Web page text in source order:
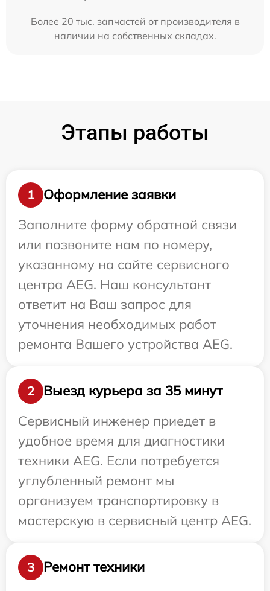
Более 20 тыс. запчастей от производителя в
наличии на собственных складах.
Этапы работы
1
Оформление заявки
Заполните форму обратной связи
или позвоните нам по номеру,
указанному на сайте сервисного
центра AEG. Наш консультант
ответит на Ваш запрос для
уточнения необходимых работ
ремонта Вашего устройства AEG.
2
Выезд курьера за 35 минут
Сервисный инженер приедет в
удобное время для диагностики
техники AEG. Если потребуется
углубленный ремонт мы
организуем транспортировку в
мастерскую в сервисный центр AEG.
3
Ремонт техники